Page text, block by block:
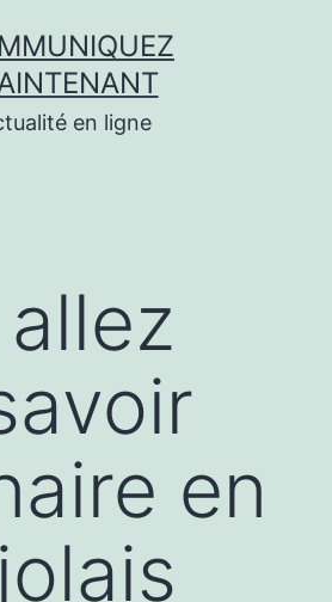
en ligne
en